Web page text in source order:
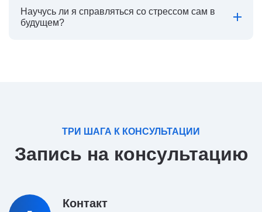
Научусь ли я справляться со стрессом сам в
будущем?
ТРИ ШАГА К КОНСУЛЬТАЦИИ
Запись на консультацию
Контакт